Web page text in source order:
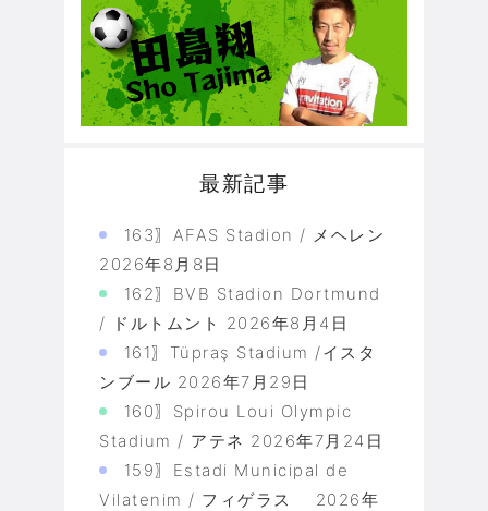
最新記事
163〗AFAS Stadion / メヘレン
2026年8月8日
162〗BVB Stadion Dortmund
/ ドルトムント 2026年8月4日
161〗Tüpraş Stadium /イスタ
ンブール 2026年7月29日
160〗Spirou Loui Olympic
Stadium / アテネ 2026年7月24日
159〗Estadi Municipal de
Vilatenim / フィゲラス
2026年